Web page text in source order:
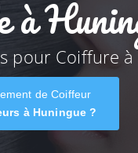
à
pour Coiffure
de Coiffeur
à Huningue ?